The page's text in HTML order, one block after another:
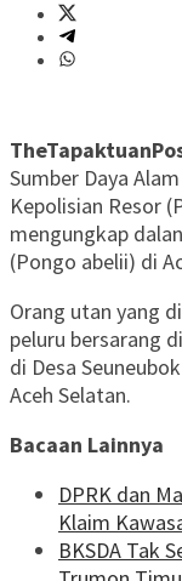
Sumber Daya
Kepolisian Resor
mengungkap
(Pongo abelii) di
Orang utan yang
peluru bersarang
di Desa
Aceh Selatan.
Bacaan Lainnya
DPRK dan
Klaim
BKSDA Tak